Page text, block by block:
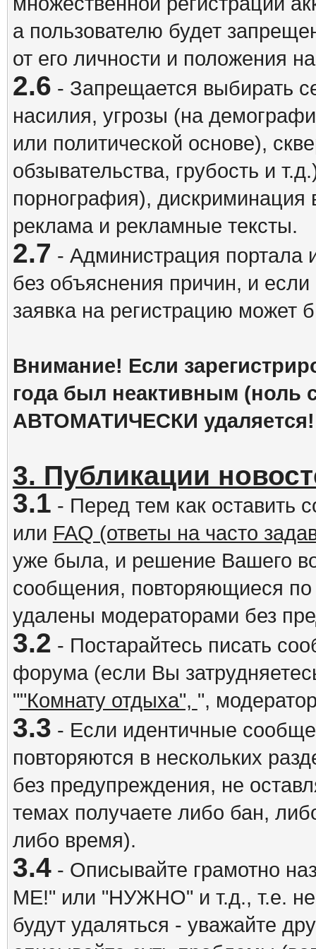
а пользователю будет
от его личности и положения
2.6 - Запрещается выбирать
насилия, угрозы (на
или политической основе),
обзывательства, грубость и
порнография),
реклама и рекламные тексты.
2.7 - Администрация портала
без объяснения причин, и
заявка на регистрацию может
Внимание! Если
года был неактивным (ноль
АВТОМАТИЧЕСКИ удаляется!
3. Публикации
3.1 - Перед тем как оставить
или FAQ (ответы на часто
уже была, и решение Вашего
сообщения, повторяющиеся
удалены модераторами без
3.2 - Постарайтесь писать
форума (если Вы
""Комнату отдыха", ",
3.3 - Если идентичные
повторяются в нескольких
без предупреждения, не
темах получаете либо бан,
либо время).
3.4- Описывайте грамотно
ME!" или "НУЖНО" и т.д., т.е.
будут удаляться - уважайте